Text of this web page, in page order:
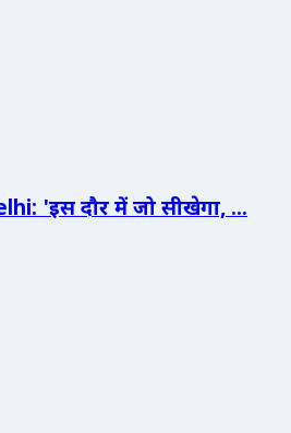
'इस दौर में जो सीखेगा, ...